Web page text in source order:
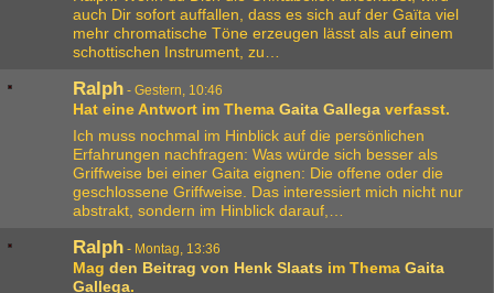
auch Dir sofort auffallen, dass es sich auf der Gaïta viel
mehr chromatische Töne erzeugen lässt als auf einem
schottischen Instrument, zu…
Ralph - Gestern, 10:46
Hat eine Antwort im Thema Gaita Gallega verfasst.
Ich muss nochmal im Hinblick auf die persönlichen
Erfahrungen nachfragen: Was würde sich besser als
Griffweise bei einer Gaita eignen: Die offene oder die
geschlossene Griffweise. Das interessiert mich nicht nur
abstrakt, sondern im Hinblick darauf,…
Ralph - Montag, 13:36
Mag den Beitrag von Henk Slaats im Thema Gaita
Gallega.